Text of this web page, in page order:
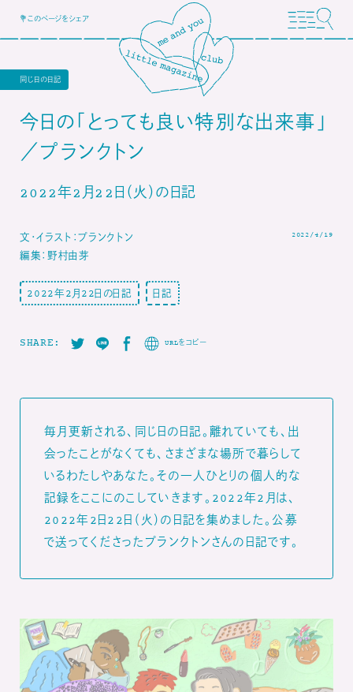
💐このページをシェア
同じ日の日記
今日の「とっても良い特別な出来事」
／プランクトン
2022年2月22日（火）の日記
文・イラスト：プランクトン
編集：野村由芽
2022/4/19
2022年2月22日の日記 日記
SHARE: URLをコピー
毎月更新される、同じ日の日記。離れていても、出
会ったことがなくても、さまざまな場所で暮らして
いるわたしやあなた。その一人ひとりの個人的な
記録をここにのこしていきます。2022年2月は、
2022年2日22日（火）の日記を集めました。公募
で送ってくださったプランクトンさんの日記です。